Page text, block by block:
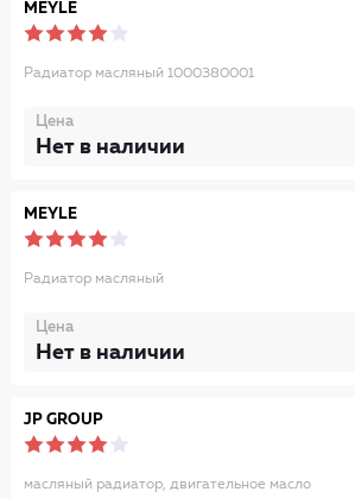
MEYLE
Радиатор масляный 1000380001
Цена
Нет в наличии
MEYLE
Радиатор масляный
Цена
Нет в наличии
JP GROUP
масляный радиатор, двигательное масло